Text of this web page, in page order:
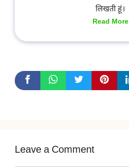
लिखती हूं।
Read More
Leave a Comment